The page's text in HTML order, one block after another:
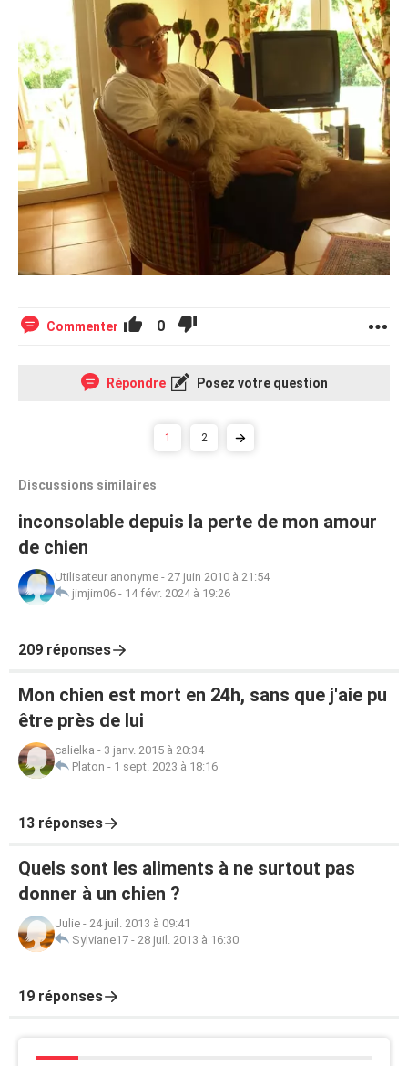
Commenter 0
Répondre Posez votre question
1 2
Discussions similaires
inconsolable depuis la perte de mon amour
de chien
Utilisateur anonyme - 27 juin 2010 à 21:54
jimjim06 - 14 févr. 2024 à 19:26
209 réponses
Mon chien est mort en 24h, sans que j'aie pu
être près de lui
calielka - 3 janv. 2015 à 20:34
Platon - 1 sept. 2023 à 18:16
13 réponses
Quels sont les aliments à ne surtout pas
donner à un chien ?
Julie - 24 juil. 2013 à 09:41
Sylviane17 - 28 juil. 2013 à 16:30
19 réponses